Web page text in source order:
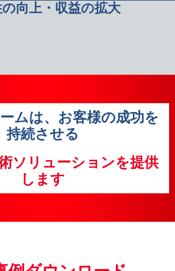
向上・収益の拡大
ムは、お客様の成功を
持続させる
ソリューションを提供
します